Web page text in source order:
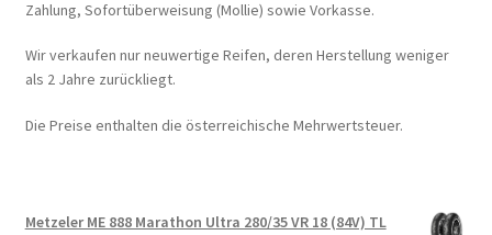
Zahlung, Sofortüberweisung (Mollie) sowie Vorkasse.
Wir verkaufen nur neuwertige Reifen, deren Herstellung weniger
als 2 Jahre zurückliegt.
Die Preise enthalten die österreichische Mehrwertsteuer.
Metzeler ME 888 Marathon Ultra 280/35 VR 18 (84V) TL